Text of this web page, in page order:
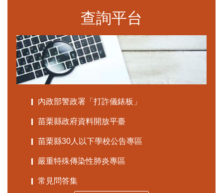
查詢平台
內政部警政署「打詐儀錶板」
苗栗縣政府資料開放平臺
苗栗縣30人以下學校公告專區
嚴重特殊傳染性肺炎專區
常見問答集